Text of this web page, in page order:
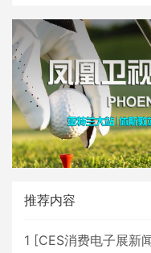
推荐内容
1 [CES消费电子展新